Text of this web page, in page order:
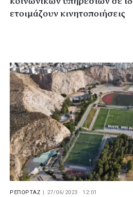
ετοιμάζουν κινητοποιήσεις
ΡΕΠΟΡΤΑΖ | 27/06/2023 · 12:01